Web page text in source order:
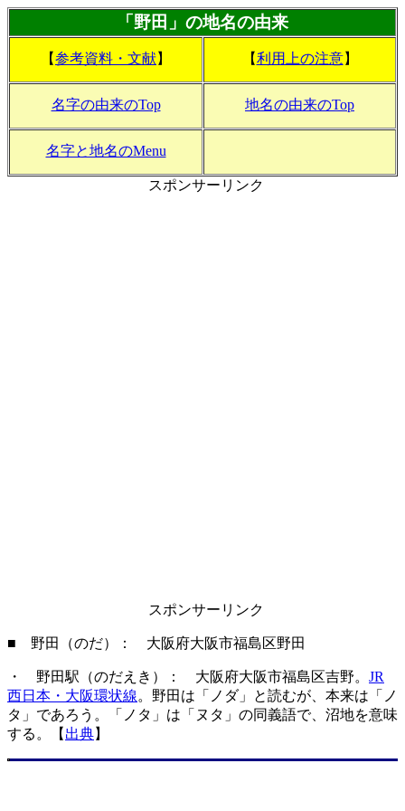
「野田」の地名の由来
【参考資料・文献】 【利用上の注意】
名字の由来のTop 地名の由来のTop
名字と地名のMenu
スポンサーリンク
スポンサーリンク
■ 野田（のだ）： 大阪府大阪市福島区野田
・ 野田駅（のだえき）： 大阪府大阪市福島区吉野。 JR
西日本・大阪環状線。野田は「ノダ」と読むが、本来は「ノ
タ」であろう。「ノタ」は「ヌタ」の同義語で、沼地を意味
する。【 出典】